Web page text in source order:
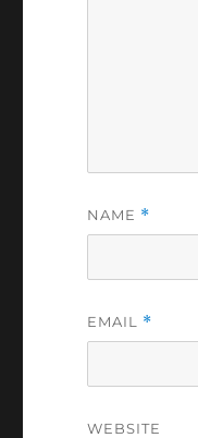
NAME *
EMAIL *
WEBSITE